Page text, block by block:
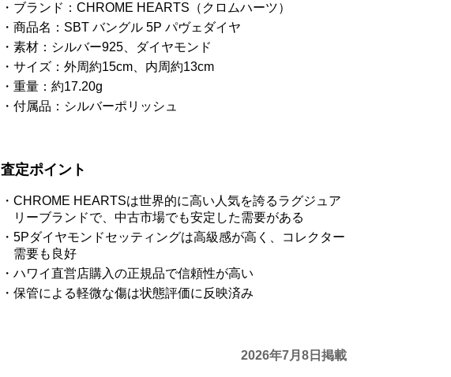
ブランド：CHROME HEARTS（クロムハーツ）
商品名：SBT バングル 5P パヴェダイヤ
素材：シルバー925、ダイヤモンド
サイズ：外周約15cm、内周約13cm
重量：約17.20g
付属品：シルバーポリッシュ
査定ポイント
CHROME HEARTSは世界的に高い人気を誇るラグジュア
リーブランドで、中古市場でも安定した需要がある
5Pダイヤモンドセッティングは高級感が高く、コレクター
需要も良好
ハワイ直営店購入の正規品で信頼性が高い
保管による軽微な傷は状態評価に反映済み
2026年7月8日掲載